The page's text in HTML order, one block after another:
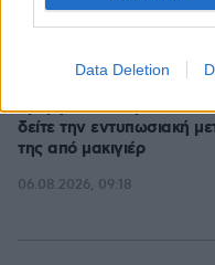
Data Deletion
06.08.2026, 11:29
ομορφιά από την
δείτε την εντυπωσιακή
της από μακιγιέρ
06.08.2026, 09:18